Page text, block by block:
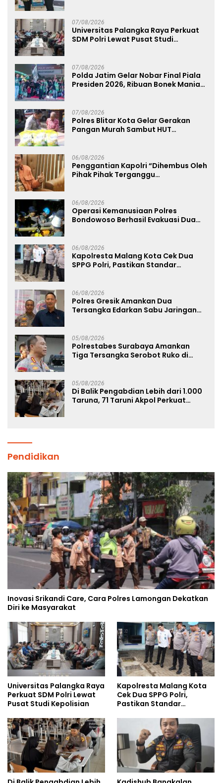
07/08/2026
Universitas Palangka Raya Perkuat
SDM Polri Lewat Pusat Studi
07/08/2026
Polda Jatim Gelar Nobar Final Piala
Presiden 2026, Ribuan Bonek Mania
07/08/2026
Polres Blitar Kota Gelar Gerakan
Pangan Murah Sambut HUT
06/08/2026
Penggantian Kapolri “Dihembus Oleh
Pihak Pihak Terganggu
06/08/2026
Operasi Kemanusiaan Polres
Bondowoso Berhasil Evakuasi Dua
06/08/2026
Kapolresta Malang Kota Cek Dua
SPPG Polri, Pastikan Standar
06/08/2026
Polres Gresik Amankan Dua
Tersangka Edarkan Sabu Jaringan
05/08/2026
Polrestabes Surabaya Amankan
Tiga Tersangka Serobot Ruko di
05/08/2026
Di Balik Pengabdian Lebih dari 1.000
Taruna, 71 Taruni Akpol Perkuat
Pendidikan
Inovasi Srikandi Care, Cara Polres Lamongan Dekatkan
Diri ke Masyarakat
Universitas Palangka Raya
Perkuat SDM Polri Lewat
Pusat Studi Kepolisian
Kapolresta Malang Kota
Cek Dua SPPG Polri,
Pastikan Standar
Pengelolaan Limbah
Berjalan Optimal